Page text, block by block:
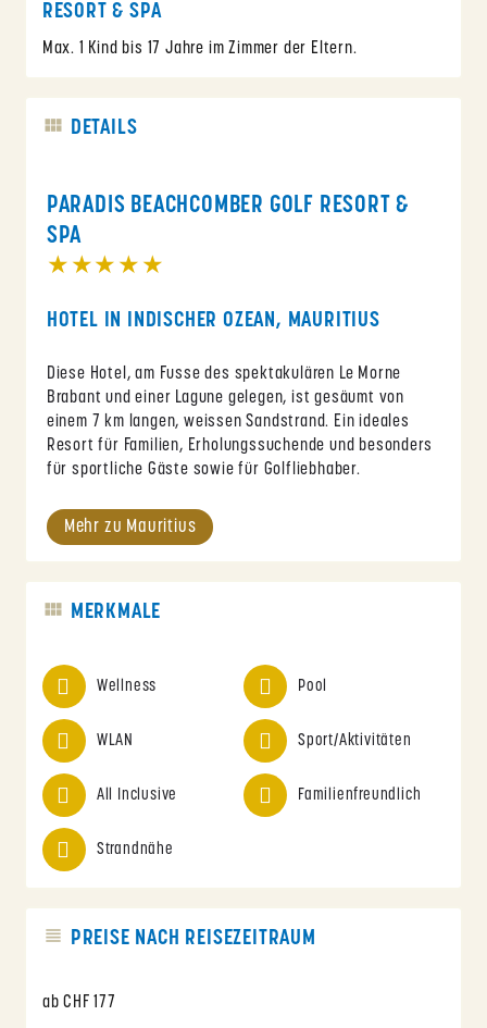
RESORT & SPA
Max. 1 Kind bis 17 Jahre im Zimmer der Eltern.
DETAILS
PARADIS BEACHCOMBER GOLF RESORT &
SPA
★★★★★
HOTEL IN INDISCHER OZEAN, MAURITIUS
Diese Hotel, am Fusse des spektakulären Le Morne
Brabant und einer Lagune gelegen, ist gesäumt von
einem 7 km langen, weissen Sandstrand. Ein ideales
Resort für Familien, Erholungssuchende und besonders
für sportliche Gäste sowie für Golfliebhaber.
Mehr zu Mauritius
MERKMALE
Wellness Pool
WLAN Sport/Aktivitäten
All Inclusive Familienfreundlich
Strandnähe
PREISE NACH REISEZEITRAUM
ab CHF 177